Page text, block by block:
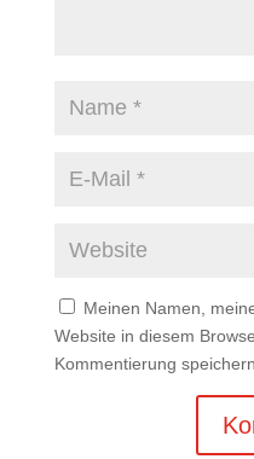
Meinen Namen,
Website in diesem
Kommentierung speichern.